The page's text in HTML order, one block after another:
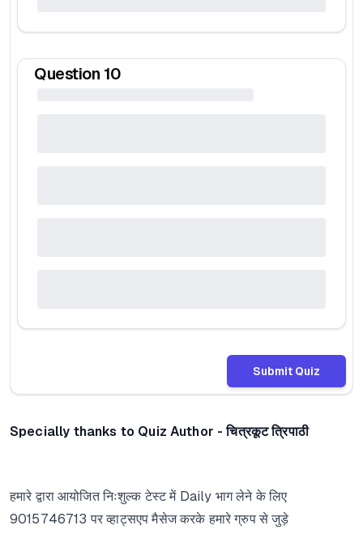
Question 10
Submit Quiz
Specially thanks to Quiz Author - चित्रकूट त्रिपाठी
हमारे द्वारा आयोजित निःशुल्क टेस्ट में Daily भाग लेने के लिए
9015746713 पर व्हाट्सएप मैसेज करके हमारे ग्रुप से जुड़े